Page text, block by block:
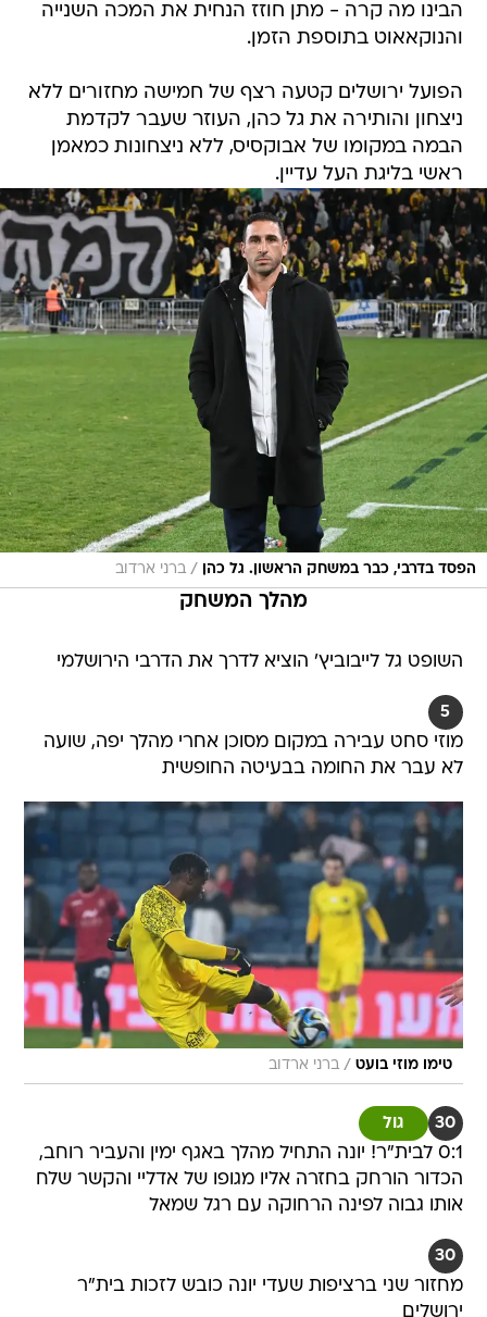
הבינו מה קרה - מתן חוזז הנחית את המכה השנייה
והנוקאאוט בתוספת הזמן.
הפועל ירושלים קטעה רצף של חמישה מחזורים ללא
ניצחון והותירה את גל כהן, העוזר שעבר לקדמת
הבמה במקומו של אבוקסיס, ללא ניצחונות כמאמן
ראשי בליגת העל עדיין.
הפסד בדרבי, כבר במשחק הראשון. גל כהן / ברני ארדוב
מהלך המשחק
השופט גל לייבוביץ' הוציא לדרך את הדרבי הירושלמי
5
מוזי סחט עבירה במקום מסוכן אחרי מהלך יפה, שועה
לא עבר את החומה בבעיטה החופשית
טימו מוזי בועט / ברני ארדוב
30 גול
0:1 לבית"ר! יונה התחיל מהלך באגף ימין והעביר רוחב,
הכדור הורחק בחזרה אליו מגופו של אדליי והקשר שלח
אותו גבוה לפינה הרחוקה עם רגל שמאל
30
מחזור שני ברציפות שעדי יונה כובש לזכות בית"ר
ירושלים